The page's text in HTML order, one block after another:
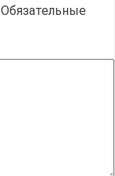
Обязательные